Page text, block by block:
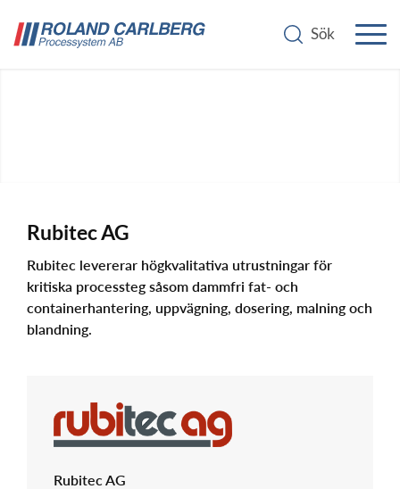
Containerblandare
Rubitec AG
Rubitec levererar högkvalitativa utrustningar för
kritiska processteg såsom dammfri fat- och
containerhantering, uppvägning, dosering, malning och
blandning.
Rubitec AG